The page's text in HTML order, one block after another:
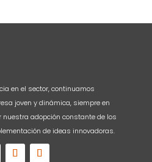
en el sector, continuamos
joven y dinámica, siempre en
adopción constante de los
de ideas innovadoras.